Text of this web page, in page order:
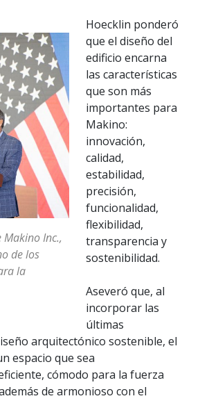
Makino Inc.,
de los
la
Hoecklin ponderó
que el diseño del
edificio encarna
las características
que son más
importantes para
Makino:
innovación,
calidad,
estabilidad,
precisión,
funcionalidad,
flexibilidad,
transparencia y
sostenibilidad.
Aseveró que, al
incorporar las
últimas
arquitectónico sostenible, el
espacio que sea
cómodo para la fuerza
de armonioso con el